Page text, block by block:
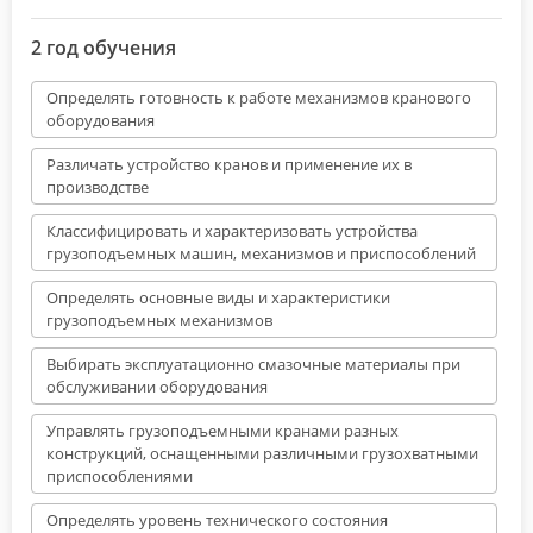
2 год обучения
Определять готовность к работе механизмов кранового
оборудования
Различать устройство кранов и применение их в
производстве
Классифицировать и характеризовать устройства
грузоподъемных машин, механизмов и приспособлений
Определять основные виды и характеристики
грузоподъемных механизмов
Выбирать эксплуатационно смазочные материалы при
обслуживании оборудования
Управлять грузоподъемными кранами разных
конструкций, оснащенными различными грузохватными
приспособлениями
Определять уровень технического состояния